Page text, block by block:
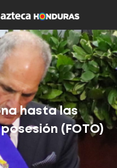
hasta las
(FOTO)